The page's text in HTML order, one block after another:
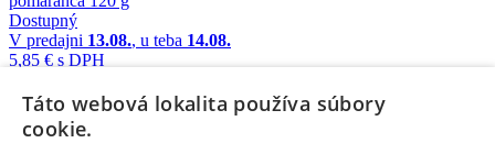
Dostupný
V predajni 13.08., u teba 14.08.
5,85 € s DPH
Porovnať
Táto webová lokalita používa súbory
cookie.